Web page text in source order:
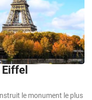
le monument le plus